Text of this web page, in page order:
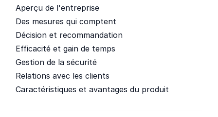
Aperçu de l'entreprise
Des mesures qui comptent
Décision et recommandation
Efficacité et gain de temps
Gestion de la sécurité
Relations avec les clients
Caractéristiques et avantages du produit